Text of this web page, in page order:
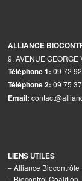
ALLIANCE
9, AVENUE GEORGE
Téléphone 1: 09 72
Téléphone 2: 09 75
Email:
LIENS UTILES
–Alliance Biocontrôle
– Biocontrol Coalition